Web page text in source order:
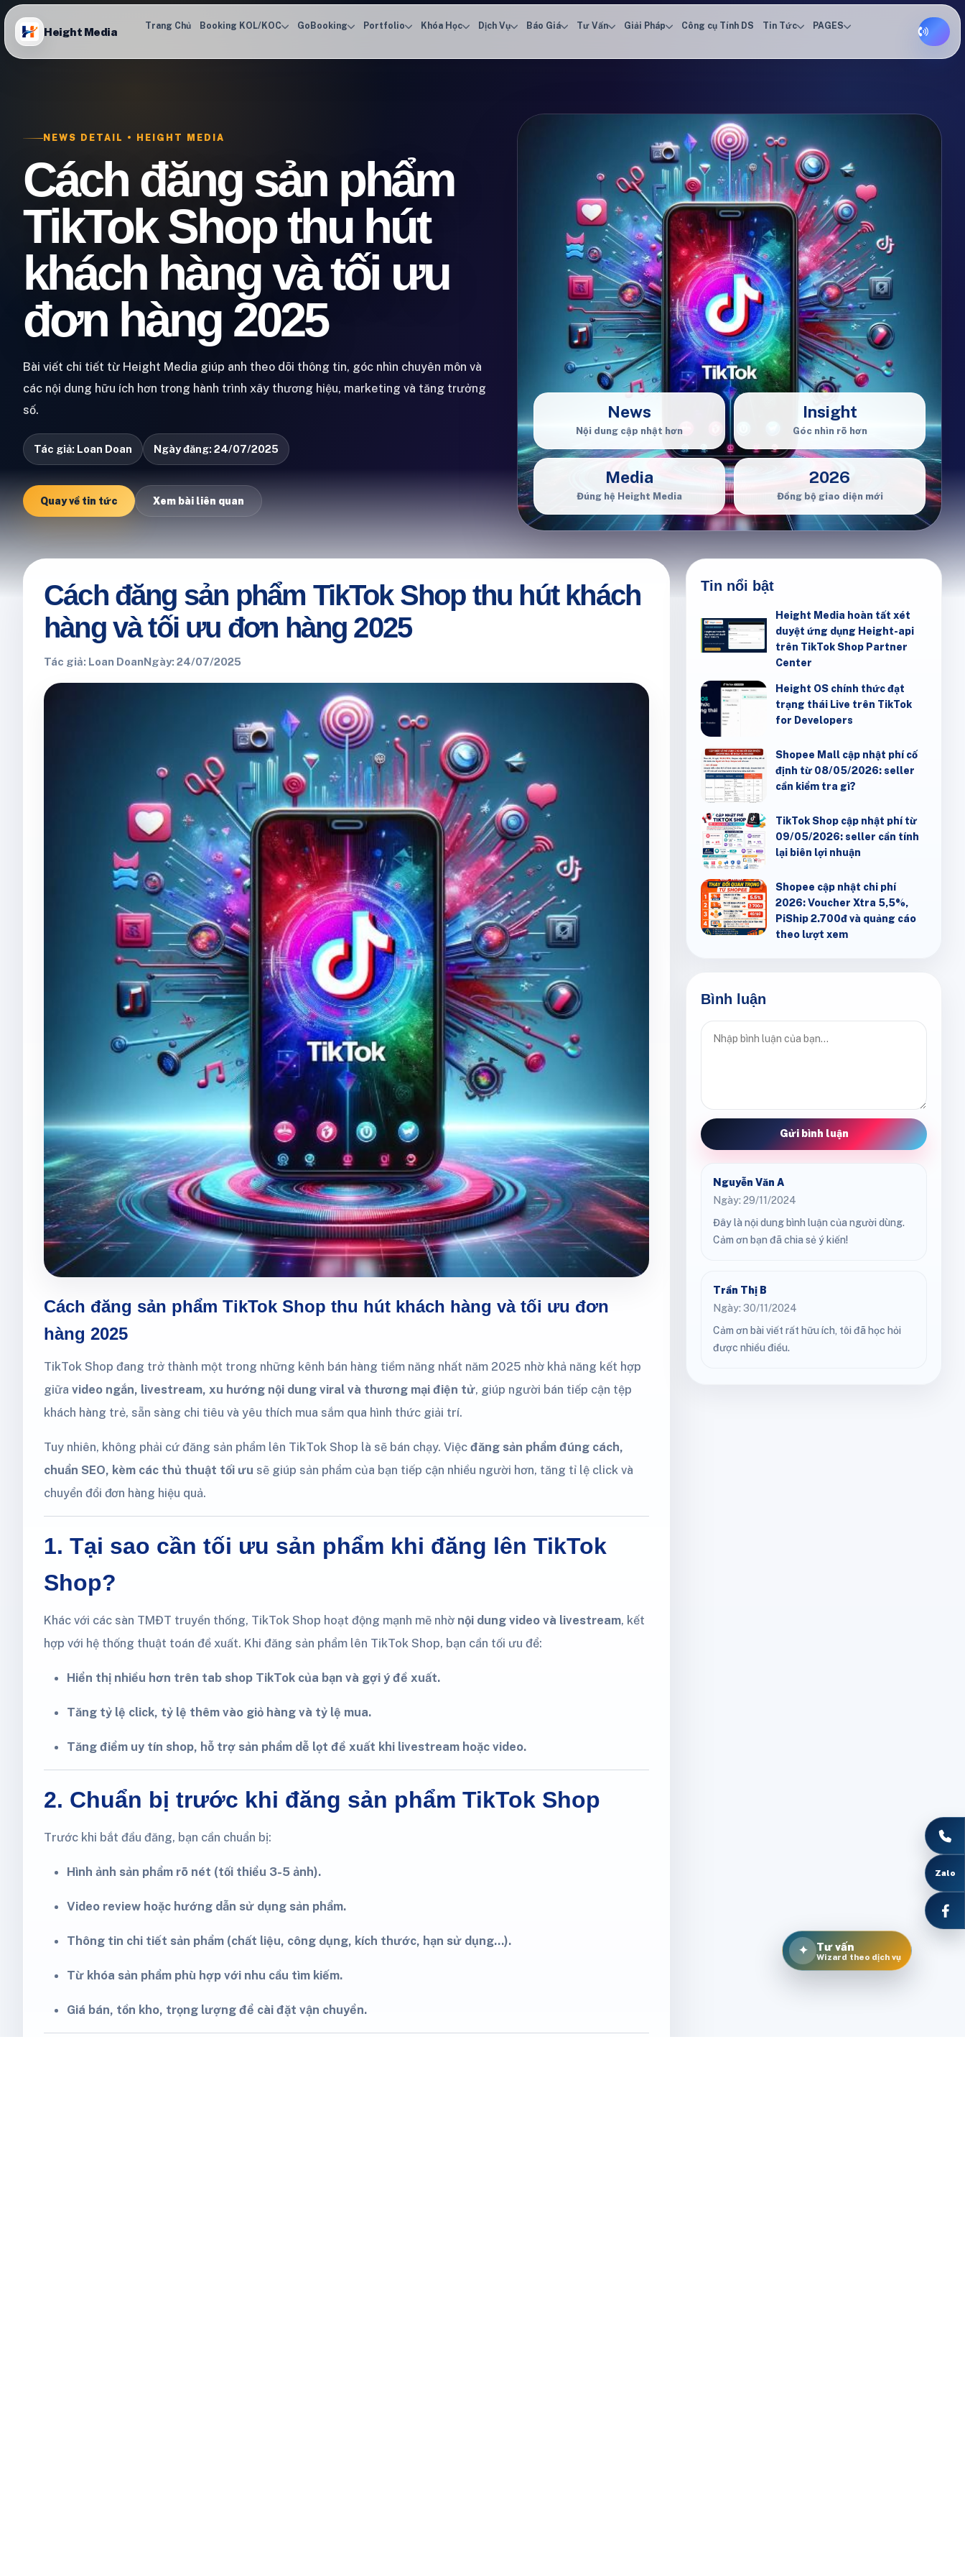
Zalo
Height Media Trang Chủ Booking KOL/KOC GoBooking Portfolio Khóa Học Dịch Vụ Báo Giá Tư Vấn Giải Pháp Công cụ Tính DS Tin Tức PAGES
NEWS DETAIL • HEIGHT MEDIA
Cách đăng sản phẩm
TikTok Shop thu hút
khách hàng và tối ưu
đơn hàng 2025
Bài viết chi tiết từ Height Media giúp anh theo dõi thông tin, góc nhìn chuyên môn và
các nội dung hữu ích hơn trong hành trình xây thương hiệu, marketing và tăng trưởng
số.
Tác giả: Loan Doan Ngày đăng: 24/07/2025
Quay về tin tức Xem bài liên quan
News
Nội dung cập nhật hơn
Insight
Góc nhìn rõ hơn
Media
Đúng hệ Height Media
2026
Đồng bộ giao diện mới
Cách đăng sản phẩm TikTok Shop thu hút khách
hàng và tối ưu đơn hàng 2025
Tác giả: Loan DoanNgày: 24/07/2025
Cách đăng sản phẩm TikTok Shop thu hút khách hàng và tối ưu đơn
hàng 2025
TikTok Shop đang trở thành một trong những kênh bán hàng tiềm năng nhất năm 2025 nhờ khả năng kết hợp
giữa video ngắn, livestream, xu hướng nội dung viral và thương mại điện tử, giúp người bán tiếp cận tệp
khách hàng trẻ, sẵn sàng chi tiêu và yêu thích mua sắm qua hình thức giải trí.
Tuy nhiên, không phải cứ đăng sản phẩm lên TikTok Shop là sẽ bán chạy. Việc đăng sản phẩm đúng cách,
chuẩn SEO, kèm các thủ thuật tối ưu sẽ giúp sản phẩm của bạn tiếp cận nhiều người hơn, tăng tỉ lệ click và
chuyển đổi đơn hàng hiệu quả.
1. Tại sao cần tối ưu sản phẩm khi đăng lên TikTok
Shop?
Khác với các sàn TMĐT truyền thống, TikTok Shop hoạt động mạnh mẽ nhờ nội dung video và livestream, kết
hợp với hệ thống thuật toán đề xuất. Khi đăng sản phẩm lên TikTok Shop, bạn cần tối ưu để:
Hiển thị nhiều hơn trên tab shop TikTok của bạn và gợi ý đề xuất.
Tăng tỷ lệ click, tỷ lệ thêm vào giỏ hàng và tỷ lệ mua.
Tăng điểm uy tín shop, hỗ trợ sản phẩm dễ lọt đề xuất khi livestream hoặc video.
2. Chuẩn bị trước khi đăng sản phẩm TikTok Shop
Trước khi bắt đầu đăng, bạn cần chuẩn bị:
Hình ảnh sản phẩm rõ nét (tối thiểu 3-5 ảnh).
Video review hoặc hướng dẫn sử dụng sản phẩm.
Thông tin chi tiết sản phẩm (chất liệu, công dụng, kích thước, hạn sử dụng...).
Từ khóa sản phẩm phù hợp với nhu cầu tìm kiếm.
Giá bán, tồn kho, trọng lượng để cài đặt vận chuyển.
Tin nổi bật
Height Media hoàn tất xét
duyệt ứng dụng Height-api
trên TikTok Shop Partner
Center
Height OS chính thức đạt
trạng thái Live trên TikTok
for Developers
Shopee Mall cập nhật phí cố
định từ 08/05/2026: seller
cần kiểm tra gì?
TikTok Shop cập nhật phí từ
09/05/2026: seller cần tính
lại biên lợi nhuận
Shopee cập nhật chi phí
2026: Voucher Xtra 5,5%,
PiShip 2.700đ và quảng cáo
theo lượt xem
Bình luận
Gửi bình luận
Nguyễn Văn A
Ngày: 29/11/2024
Đây là nội dung bình luận của người dùng.
Cảm ơn bạn đã chia sẻ ý kiến!
Trần Thị B
Ngày: 30/11/2024
Cảm ơn bài viết rất hữu ích, tôi đã học hỏi
được nhiều điều.
✦ Tư vấn
Wizard theo dịch vụ